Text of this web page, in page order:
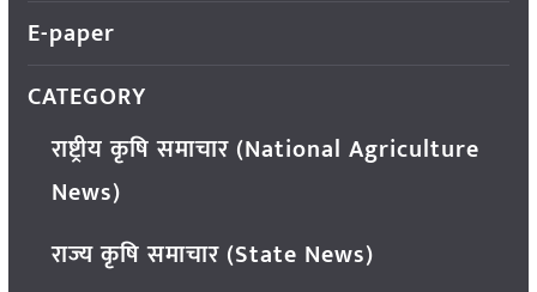
E-paper
CATEGORY
राष्ट्रीय कृषि समाचार (National Agriculture
News)
राज्य कृषि समाचार (State News)